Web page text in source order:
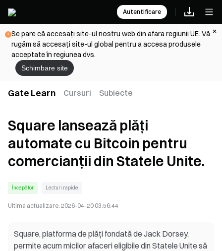
Autentificare
Se pare că accesați site-ul nostru web din afara regiunii UE. Vă
rugăm să accesați site-ul global pentru a accesa produsele
acceptate în regiunea dvs.
Schimbare site
Gate Learn Cursuri Subiecte
Square lansează plăți
automate cu Bitcoin pentru
comercianții din Statele Unite.
Începător Lecturi rapide
Ultima actualizare: 2026-04-20 03:56:44
Square, platforma de plăți fondată de Jack Dorsey,
permite acum micilor afaceri eligibile din Statele Unite să